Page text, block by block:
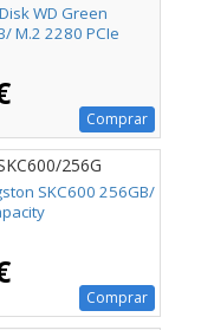
WD Green
M.2 2280 PCIe
Comprar
256G
SKC600 256GB/
Comprar